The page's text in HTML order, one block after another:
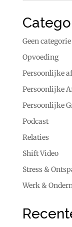
Geen categorie
Opvoeding
Persoonlijke
Persoonlijke
Persoonlijke
Podcast
Relaties
Shift Video
Stress &
Werk &